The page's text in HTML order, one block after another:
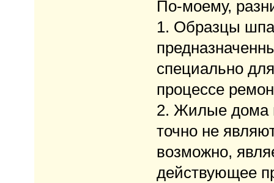
По-моему,
1. Образцы
специально
процессе
2. Жилые дома
точно не
возможно,
действующее